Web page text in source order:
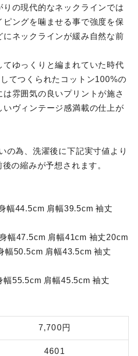
の現代的なネックラインでは
ピングを噛ませる事で強度を保
にネックラインが緩み自然な前
ゆっくりと編まれていた時代
てつくられたコットン100%の
雰囲気の良いプリントが施さ
いヴィンテージ感満載の仕上が
の為、洗濯後に下記実寸値より
の縮みが予想されます。
44.5cm 肩幅39.5cm 袖丈
47.5cm 肩幅41cm 袖丈20cm
肩幅43.5cm 袖丈
肩幅45.5cm 袖丈
7,700円
4601